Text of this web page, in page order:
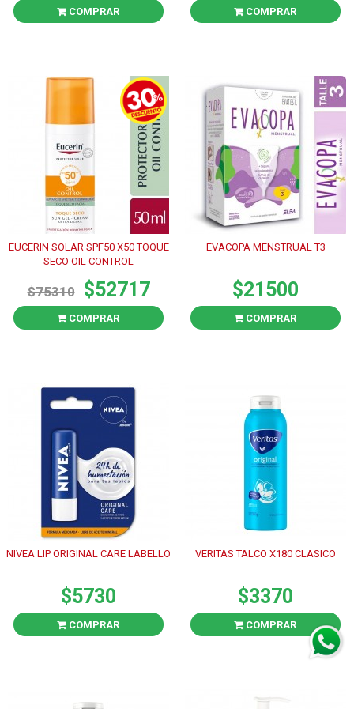
COMPRAR COMPRAR
EUCERIN SOLAR SPF50 X50 TOQUE
SECO OIL CONTROL
$75310 $52717
COMPRAR
EVACOPA MENSTRUAL T3
$21500
COMPRAR
NIVEA LIP ORIGINAL CARE LABELLO
$5730
COMPRAR
VERITAS TALCO X180 CLASICO
$3370
COMPRAR